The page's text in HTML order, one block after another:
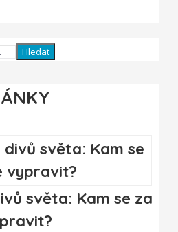
Hledat
světa: Kam se za